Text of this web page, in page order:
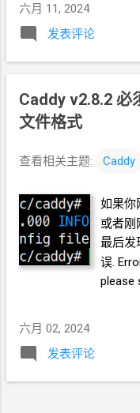
六月 11, 2024
发表评论
Caddy v2.8.2
文件格式
查看相关主题: Caddy
如果你
或者刚
最后发
误.
please
六月 02, 2024
发表评论